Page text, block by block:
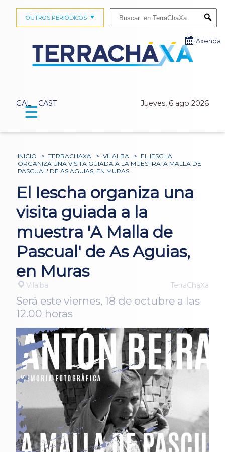
GAL CAST Jueves, 6 ago 2026
OUTROS PERIÓDICOS
Axenda
☰
INICIO > TERRACHAXA > VILALBA > EL IESCHA
ORGANIZA UNA VISITA GUIADA A LA MUESTRA 'A MALLA DE
PASCUAL' DE AS AGUIAS, EN MURAS
El Iescha organiza una
visita guiada a la
muestra 'A Malla de
Pascual' de As Aguias,
en Muras
Vilalba TerraChaXa
Será este viernes, 18 de octubre a las
12.00 horas